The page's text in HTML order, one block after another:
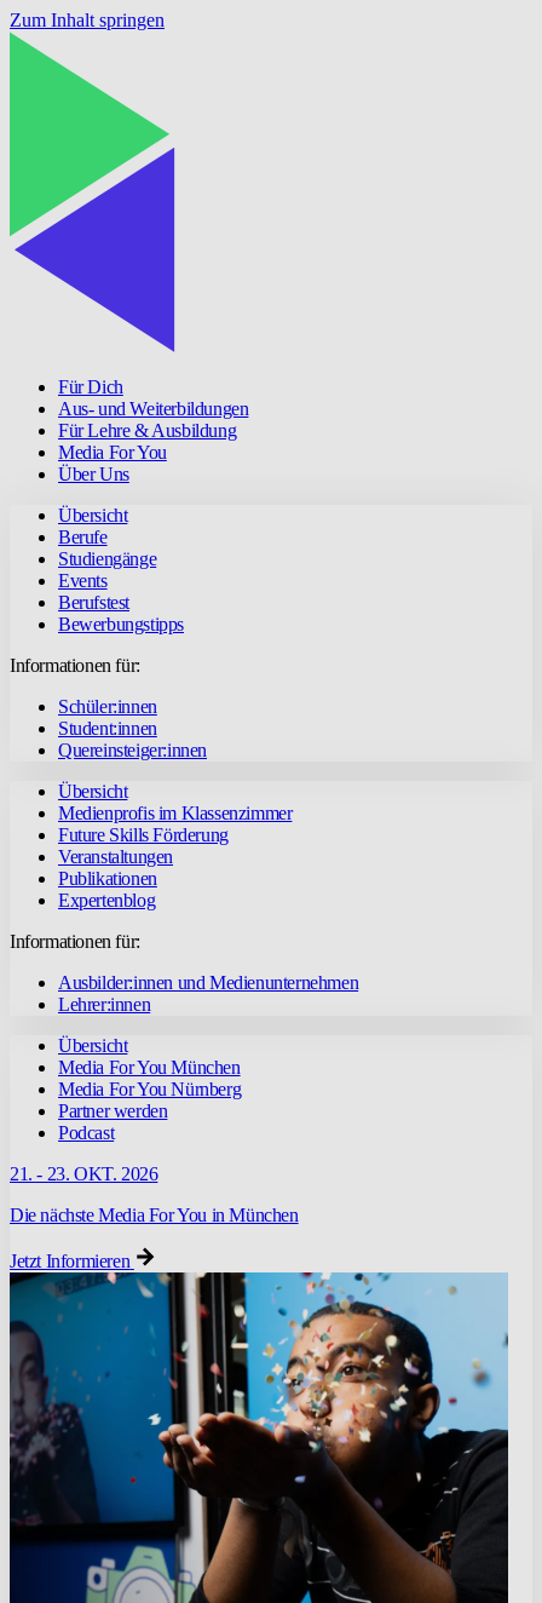
Zum Inhalt springen
Für Dich
Aus- und Weiterbildungen
Für Lehre & Ausbildung
Media For You
Über Uns
Übersicht
Berufe
Studiengänge
Events
Berufstest
Bewerbungstipps
Informationen für:
Schüler:innen
Student:innen
Quereinsteiger:innen
Übersicht
Medienprofis im Klassenzimmer
Future Skills Förderung
Veranstaltungen
Publikationen
Expertenblog
Informationen für:
Ausbilder:innen und Medienunternehmen
Lehrer:innen
Übersicht
Media For You München
Media For You Nürnberg
Partner werden
Podcast
21. - 23. OKT. 2026
Die nächste Media For You in München
Jetzt Informieren